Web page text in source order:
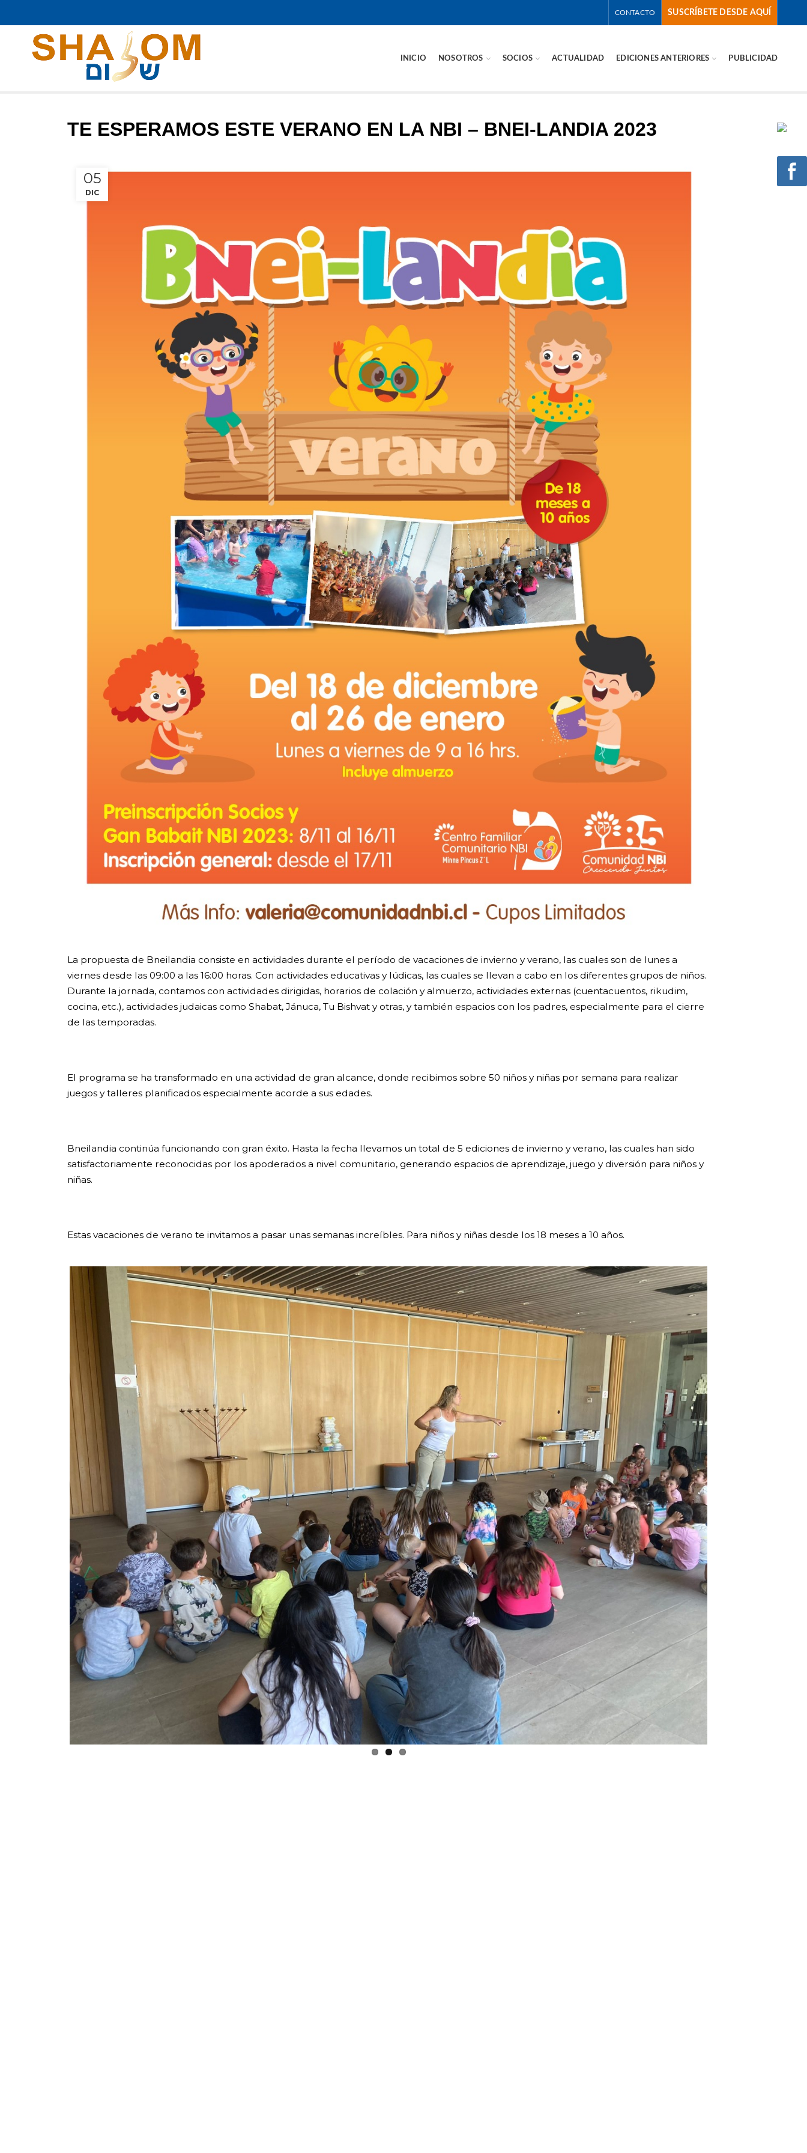
CONTACTO SUSCRÍBETE DESDE AQUÍ
INICIO NOSOTROS SOCIOS ACTUALIDAD EDICIONES ANTERIORES PUBLICIDAD
TE ESPERAMOS ESTE VERANO EN LA NBI – BNEI-LANDIA 2023
05
DIC
La propuesta de Bneilandia consiste en actividades durante el período de vacaciones de invierno y verano, las cuales son de lunes a
viernes desde las 09:00 a las 16:00 horas. Con actividades educativas y lúdicas, las cuales se llevan a cabo en los diferentes grupos de niños.
Durante la jornada, contamos con actividades dirigidas, horarios de colación y almuerzo, actividades externas (cuentacuentos, rikudim,
cocina, etc.), actividades judaicas como Shabat, Jánuca, Tu Bishvat y otras, y también espacios con los padres, especialmente para el cierre
de las temporadas.
El programa se ha transformado en una actividad de gran alcance, donde recibimos sobre 50 niños y niñas por semana para realizar
juegos y talleres planificados especialmente acorde a sus edades.
Bneilandia continúa funcionando con gran éxito. Hasta la fecha llevamos un total de 5 ediciones de invierno y verano, las cuales han sido
satisfactoriamente reconocidas por los apoderados a nivel comunitario, generando espacios de aprendizaje, juego y diversión para niños y
niñas.
Estas vacaciones de verano te invitamos a pasar unas semanas increíbles. Para niños y niñas desde los 18 meses a 10 años.